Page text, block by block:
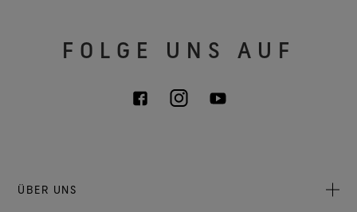
FOLGE UNS AUF
ÜBER UNS